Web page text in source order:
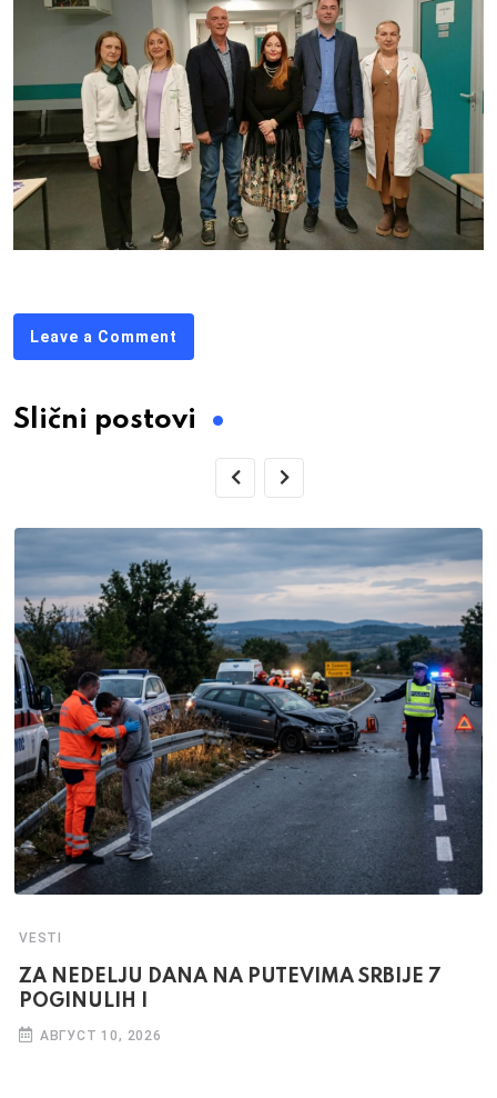
Leave a Comment
Slični postovi
VESTI
ZA NEDELJU DANA NA PUTEVIMA SRBIJE 7
POGINULIH I
АВГУСТ 10, 2026